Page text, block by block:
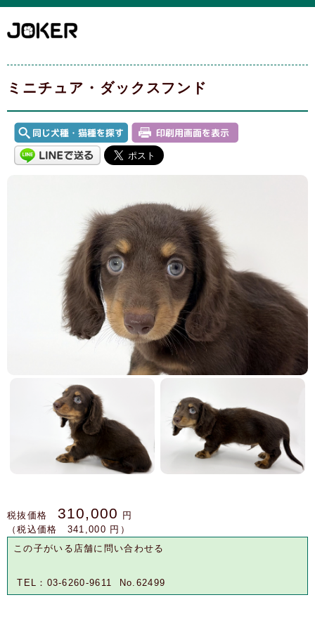
ミニチュア・ダックスフンド
税抜価格 310,000
円
（税込価格 341,000 円）
この子がいる店舗に問い合わせる
TEL：03-6260-9611 No.62499